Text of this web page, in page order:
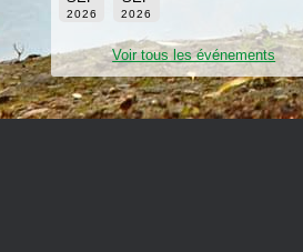
2026 2026
Voir tous les événements